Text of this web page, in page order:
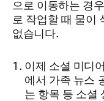
으로 이동하는 경
로 작업할 때 물이
없습니다.
이제 소셜 미디
에서 가족 뉴스
는 항목 등 소셜